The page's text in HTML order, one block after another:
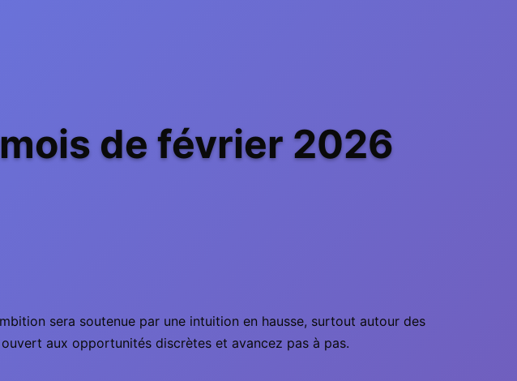
de février 2026
sera soutenue par une intuition en hausse, surtout autour des
aux opportunités discrètes et avancez pas à pas.